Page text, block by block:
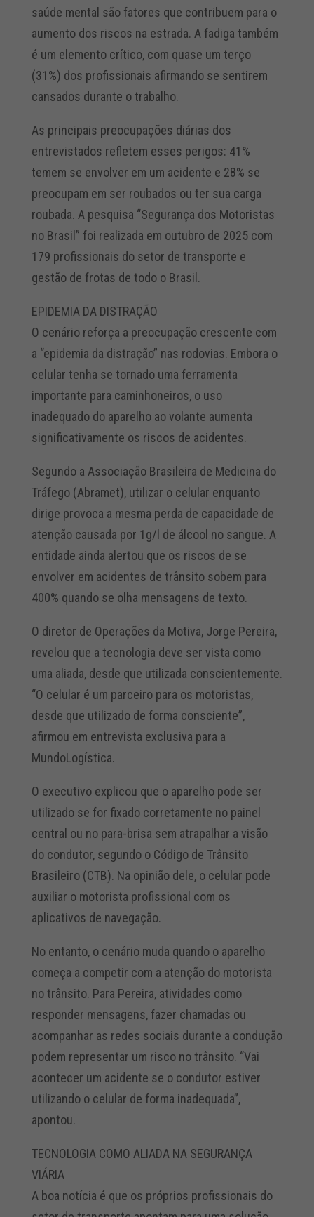
saúde mental são fatores que contribuem para o
aumento dos riscos na estrada. A fadiga também
é um elemento crítico, com quase um terço
(31%) dos profissionais afirmando se sentirem
cansados durante o trabalho.
As principais preocupações diárias dos
entrevistados refletem esses perigos: 41%
temem se envolver em um acidente e 28% se
preocupam em ser roubados ou ter sua carga
roubada. A pesquisa “Segurança dos Motoristas
no Brasil” foi realizada em outubro de 2025 com
179 profissionais do setor de transporte e
gestão de frotas de todo o Brasil.
EPIDEMIA DA DISTRAÇÃO
O cenário reforça a preocupação crescente com
a “epidemia da distração” nas rodovias. Embora o
celular tenha se tornado uma ferramenta
importante para caminhoneiros, o uso
inadequado do aparelho ao volante aumenta
significativamente os riscos de acidentes.
Segundo a Associação Brasileira de Medicina do
Tráfego (Abramet), utilizar o celular enquanto
dirige provoca a mesma perda de capacidade de
atenção causada por 1g/l de álcool no sangue. A
entidade ainda alertou que os riscos de se
envolver em acidentes de trânsito sobem para
400% quando se olha mensagens de texto.
O diretor de Operações da Motiva, Jorge Pereira,
revelou que a tecnologia deve ser vista como
uma aliada, desde que utilizada conscientemente.
“O celular é um parceiro para os motoristas,
desde que utilizado de forma consciente”,
afirmou em entrevista exclusiva para a
MundoLogística.
O executivo explicou que o aparelho pode ser
utilizado se for fixado corretamente no painel
central ou no para-brisa sem atrapalhar a visão
do condutor, segundo o Código de Trânsito
Brasileiro (CTB). Na opinião dele, o celular pode
auxiliar o motorista profissional com os
aplicativos de navegação.
No entanto, o cenário muda quando o aparelho
começa a competir com a atenção do motorista
no trânsito. Para Pereira, atividades como
responder mensagens, fazer chamadas ou
acompanhar as redes sociais durante a condução
podem representar um risco no trânsito. “Vai
acontecer um acidente se o condutor estiver
utilizando o celular de forma inadequada”,
apontou.
TECNOLOGIA COMO ALIADA NA SEGURANÇA
VIÁRIA
A boa notícia é que os próprios profissionais do